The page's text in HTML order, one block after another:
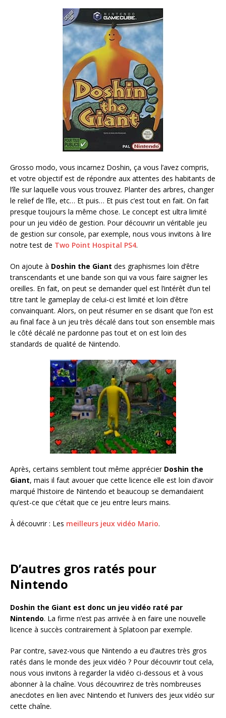
Grosso modo, vous incarnez Doshin, ça vous l’avez compris,
et votre objectif est de répondre aux attentes des habitants de
l’île sur laquelle vous vous trouvez. Planter des arbres, changer
le relief de l’île, etc… Et puis… Et puis c’est tout en fait. On fait
presque toujours la même chose. Le concept est ultra limité
pour un jeu vidéo de gestion. Pour découvrir un véritable jeu
de gestion sur console, par exemple, nous vous invitons à lire
notre test de Two Point Hospital PS4.
On ajoute à Doshin the Giant des graphismes loin d’être
transcendants et une bande son qui va vous faire saigner les
oreilles. En fait, on peut se demander quel est l’intérêt d’un tel
titre tant le gameplay de celui-ci est limité et loin d’être
convainquant. Alors, on peut résumer en se disant que l’on est
au final face à un jeu très décalé dans tout son ensemble mais
le côté décalé ne pardonne pas tout et on est loin des
standards de qualité de Nintendo.
Après, certains semblent tout même apprécier Doshin the
Giant, mais il faut avouer que cette licence elle est loin d’avoir
marqué l’histoire de Nintendo et beaucoup se demandaient
qu’est-ce que c’était que ce jeu entre leurs mains.
À découvrir : Les meilleurs jeux vidéo Mario.
D’autres gros ratés pour
Nintendo
Doshin the Giant est donc un jeu vidéo raté par
Nintendo. La firme n’est pas arrivée à en faire une nouvelle
licence à succès contrairement à Splatoon par exemple.
Par contre, savez-vous que Nintendo a eu d’autres très gros
ratés dans le monde des jeux vidéo ? Pour découvrir tout cela,
nous vous invitons à regarder la vidéo ci-dessous et à vous
abonner à la chaîne. Vous découvrirez de très nombreuses
anecdotes en lien avec Nintendo et l’univers des jeux vidéo sur
cette chaîne.